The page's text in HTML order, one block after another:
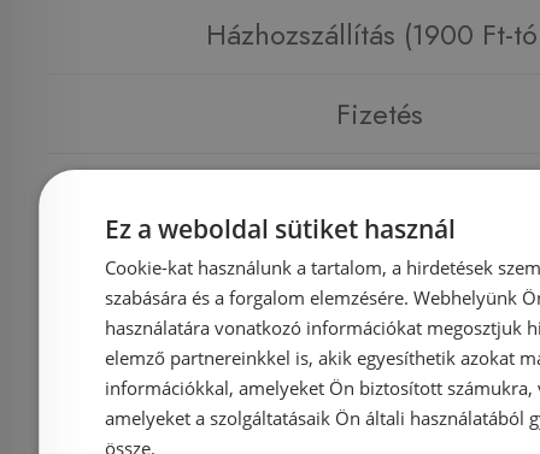
Házhozszállítás (1900 Ft-
Fizetés
Adatvédelmi tájékoztató
Általános Szerződési Feltételek
Impresszum
Ez a weboldal sütiket használ
Cookie-kat használunk a tartalom, a hirdetések
szabására és a forgalom elemzésére. Webhelyünk
használatára vonatkozó információkat megosztjuk
elemző partnereinkkel is, akik egyesíthetik azokat
információkkal, amelyeket Ön biztosított számukra,
amelyeket a szolgáltatásaik Ön általi használatából
össze.